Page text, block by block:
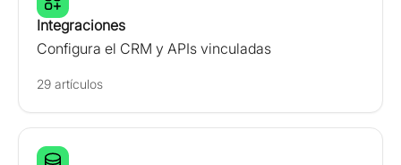
Integraciones
Configura el CRM y APIs vinculadas
29 artículos